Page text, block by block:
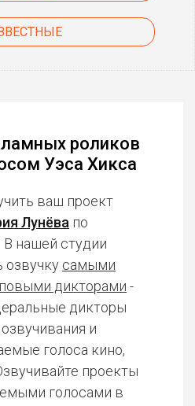
роликов
Уэса Хикса
ваш проект
Лунёва по
нашей студии
озвучку самыми
дикторами -
дикторы
и
голоса кино,
проекты
голосами в